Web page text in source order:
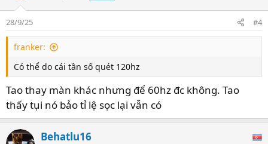
n
s
28/9/25 #4
franker:
Có thể do cái tần số quét 120hz
Tao thay màn khác nhưng để 60hz đc không. Tao
thấy tụi nó bảo tỉ lệ sọc lại vẫn có
Behatlu16